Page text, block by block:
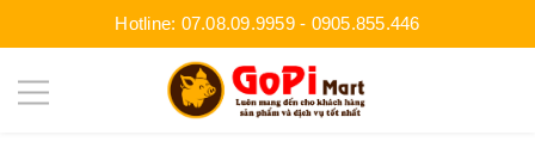
Hotline: 07.08.09.9959- 0905.855.446